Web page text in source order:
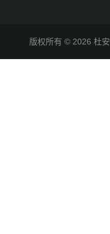
版权所有 © 2026 杜